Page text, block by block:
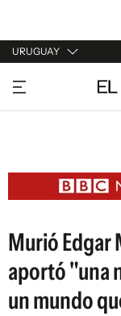
URUGUAY
URUGUAY
ARGENTINA
ESTADOS UNIDOS
Murió Edgar
aportó "una
un mundo